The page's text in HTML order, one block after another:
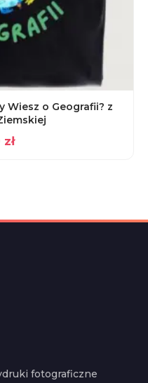
Wiesz o Geografii? z
zł
fotograficzne